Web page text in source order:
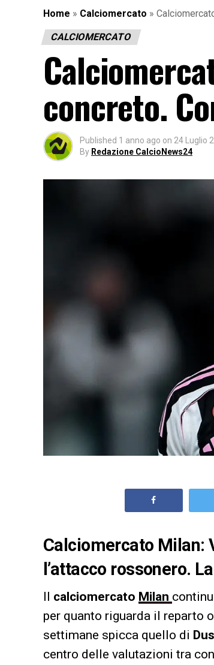
Home » Calciomercato »
CALCIOMERCATO
concreto.
Published 1 anno ago on 24 Luglio
By Redazione CalcioNews24
Calciomercato Milan:
l’attacco rossonero.
Il calciomercato Milan
per quanto riguarda il reparto
settimane spicca quello di
centro delle valutazioni tra